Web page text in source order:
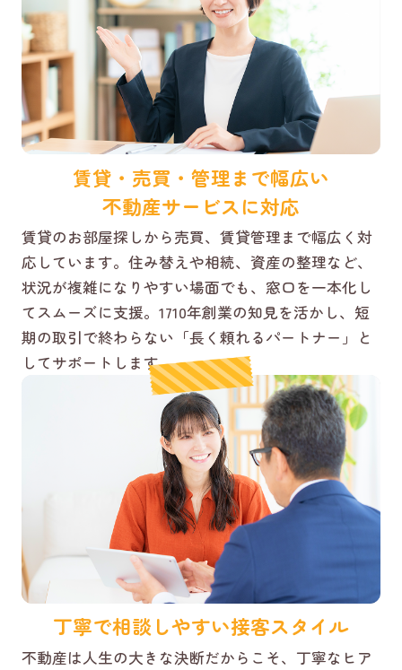
賃貸・売買・管理まで幅広い
不動産サービスに対応
賃貸のお部屋探しから売買、賃貸管理まで幅広く対
応しています。住み替えや相続、資産の整理など、
状況が複雑になりやすい場面でも、窓口を一本化し
てスムーズに支援。1710年創業の知見を活かし、短
期の取引で終わらない「長く頼れるパートナー」と
してサポートします。
丁寧で相談しやすい接客スタイル
不動産は人生の大きな決断だからこそ、丁寧なヒア